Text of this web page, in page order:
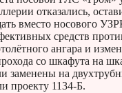
от­ка­за­лись,
вме­сто но­со­во­го
средств
ан­га­ра и
со шка­фу­та на
за­ме­не­ны на
про­ек­ту 1134-Б.